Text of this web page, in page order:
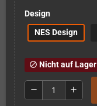
Design
NES Design
block Nicht auf Lager
remove add